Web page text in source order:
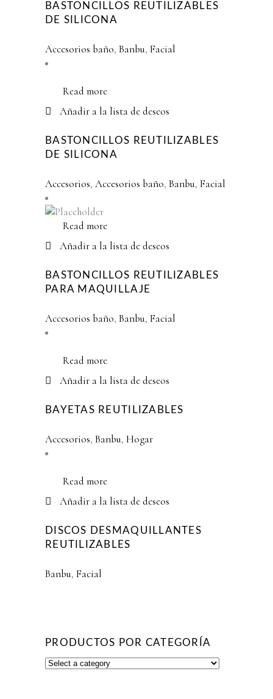
BASTONCILLOS REUTILIZABLES
DE SILICONA
Accesorios baño, Banbu, Facial
Read more
Añadir a la lista de deseos
BASTONCILLOS REUTILIZABLES
DE SILICONA
Accesorios, Accesorios baño, Banbu, Facial
Read more
Añadir a la lista de deseos
BASTONCILLOS REUTILIZABLES
PARA MAQUILLAJE
Accesorios baño, Banbu, Facial
Read more
Añadir a la lista de deseos
BAYETAS REUTILIZABLES
Accesorios, Banbu, Hogar
Read more
Añadir a la lista de deseos
DISCOS DESMAQUILLANTES
REUTILIZABLES
Banbu, Facial
PRODUCTOS POR CATEGORÍA